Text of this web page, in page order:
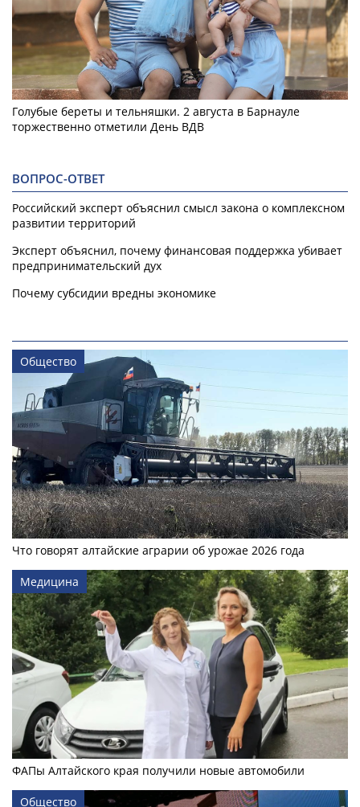
Голубые береты и тельняшки. 2 августа в Барнауле
торжественно отметили День ВДВ
ВОПРОС-ОТВЕТ
Российский эксперт объяснил смысл закона о комплексном
развитии территорий
Эксперт объяснил, почему финансовая поддержка убивает
предпринимательский дух
Почему субсидии вредны экономике
Общество
Что говорят алтайские аграрии об урожае 2026 года
Медицина
ФАПы Алтайского края получили новые автомобили
Общество